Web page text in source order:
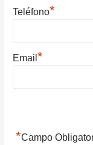
Teléfono*
Email*
*Campo